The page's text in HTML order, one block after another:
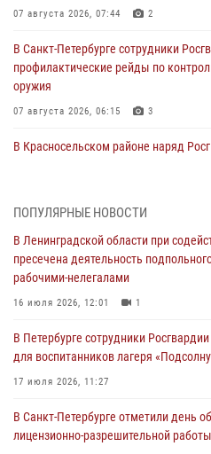
07 августа 2026, 07:44 2
В Санкт-Петербурге сотрудники
профилактические рейды по
оружия
07 августа 2026, 06:15 3
В Красносельском районе наряд
06 августа 2026, 13:39 1
В Центральном районе
хулигана, стрелявшего из пускового
домами
06 августа 2026, 11:36
Сотрудники и военнослужащие
правопорядок при проведении матча
06 августа 2026, 07:30
В Выборгском районе наряд
разыскиваемый преступный
ПОПУЛЯРНЫЕ НОВОСТИ
В Ленинградской области при
пресечена деятельность
рабочими-нелегалами
16 июля 2026, 12:01 1
В Петербурге сотрудники
для воспитанников лагеря
17 июля 2026, 11:27
В Санкт-Петербурге отметили день
лицензионно-разрешительной